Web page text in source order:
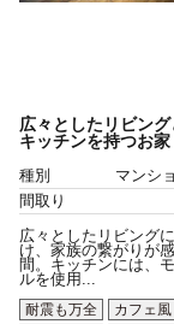
広々としたリビン
キッチンを持つお家
種別
マンシ
間取り
広々としたリビング
け、家族の繋がりが
間。キッチンには、
ルを使用...
耐震も万全
カフェ風